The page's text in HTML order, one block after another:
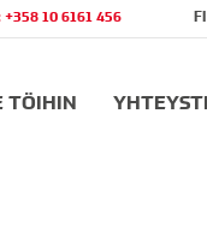
FI
10 6161 456
TÖIHIN